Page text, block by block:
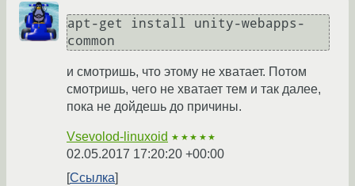
apt-get install unity-webapps-
common
и смотришь, что этому не хватает. Потом
смотришь, чего не хватает тем и так далее,
пока не дойдешь до причины.
Vsevolod-linuxoid ★★★★★
02.05.2017 17:20:20 +00:00
Ссылка